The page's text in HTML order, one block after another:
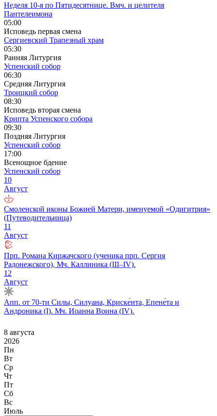
Неделя 10-я по Пятидесятнице. Вмч. и целителя
Пантелеимона
05:00
Исповедь первая смена
Сергиевский Трапезный храм
05:30
Ранняя Литургия
Успенский собор
06:30
Средняя Литургия
Троицкий собор
08:30
Исповедь вторая смена
Крипта Успенского собора
09:30
Поздняя Литургия
Успенский собор
17:00
Всенощное бдение
Успенский собор
10
Август
Смоленской иконы Божией Матери, именуемой «Одигитрия»
(Путеводительница)
11
Август
Прп. Романа Киржачского (ученика прп. Сергия
Радонежского), Мч. Каллиника (III–IV).
12
Август
Апп. от 70-ти Силы, Силуана, Криске́нта, Епене́та и
Андроника (I). Мч. Иоанна Воина (IV).
8 августа
2026
Пн
Вт
Ср
Чт
Пт
Сб
Вс
Июль